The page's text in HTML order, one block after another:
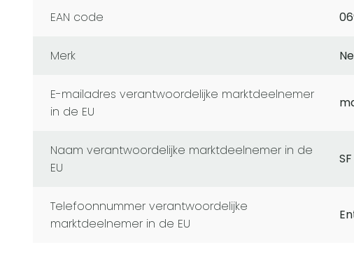
EAN code
Merk
E-mailadres verantwoordelijke marktdeelnemer
in de EU
Naam verantwoordelijke marktdeelnemer in de
EU
Telefoonnummer verantwoordelijke
marktdeelnemer in de EU